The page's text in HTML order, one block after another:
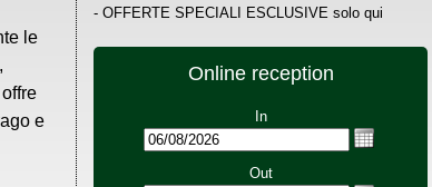
le
offre
e
- OFFERTE SPECIALI ESCLUSIVE solo qui
Online reception
In
Out